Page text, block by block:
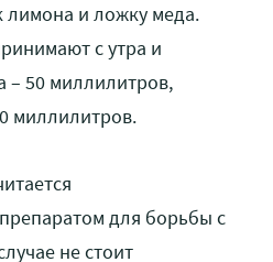
лимона и ложку меда.
с утра и
– 50 миллилитров,
миллилитров.
для борьбы с
не стоит